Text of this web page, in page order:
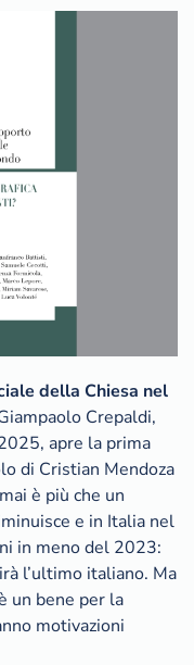
della Chiesa nel
Crepaldi,
apre la prima
di Cristian Mendoza
è più che un
e in Italia nel
in meno del 2023:
l’ultimo italiano. Ma
un bene per la
motivazioni